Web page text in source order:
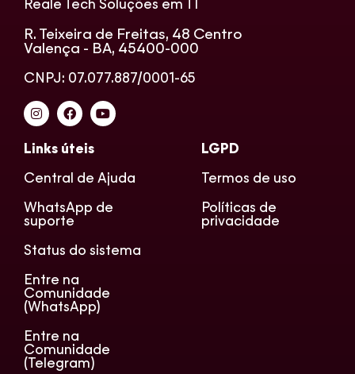
Reale Tech Soluções em TI
R. Teixeira de Freitas, 48 Centro
Valença - BA, 45400-000
CNPJ: 07.077.887/0001-65
Links úteis
Central de Ajuda
WhatsApp de
suporte
Status do sistema
Entre na
Comunidade
(WhatsApp)
Entre na
Comunidade
(Telegram)
LGPD
Termos de uso
Políticas de
privacidade